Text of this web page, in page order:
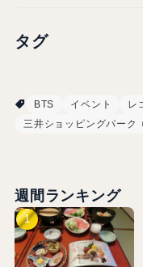
タグ
BTS
イベント
レ
三井ショッピングパーク
週間ランキング